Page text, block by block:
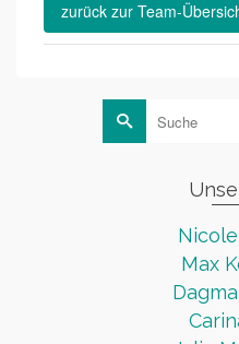
zurück zur Team-
Suche
nach:
Max